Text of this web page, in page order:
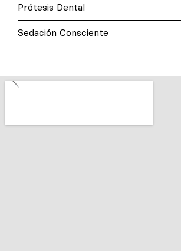
Prótesis Dental
Sedación Consciente